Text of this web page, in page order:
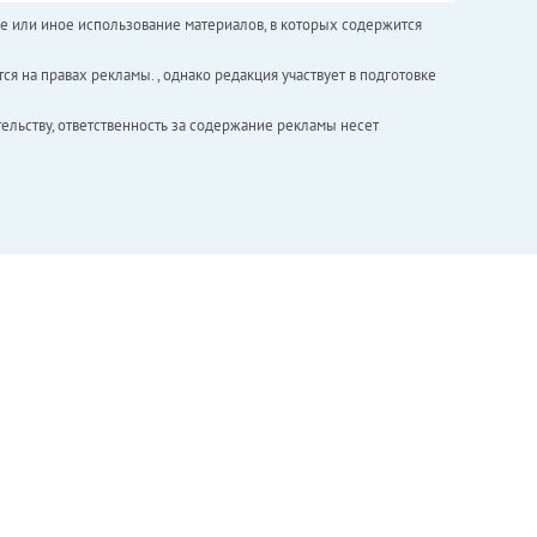
иное использование материалов, в которых содержится
правах рекламы. , однако редакция участвует в подготовке
ответственность за содержание рекламы несет